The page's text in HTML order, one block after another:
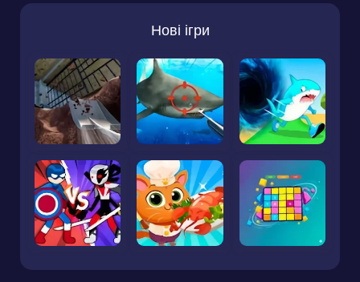
Нові ігри